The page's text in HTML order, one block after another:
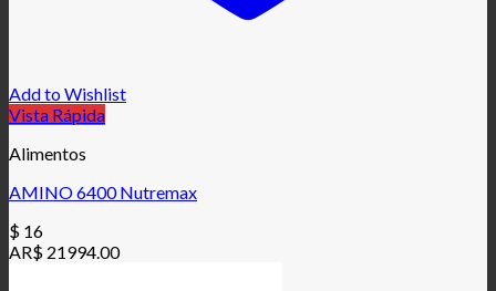
Add to Wishlist
Vista Rápida
Alimentos
AMINO 6400 Nutremax
$ 16
AR$ 21994.00